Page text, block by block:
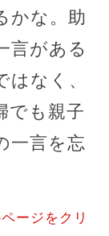
かな。助
言がある
なく、
でも親子
一言を忘
ージをクリ